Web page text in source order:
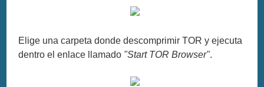
Elige una carpeta donde descomprimir TOR y ejecuta
dentro el enlace llamado "Start TOR Browser".